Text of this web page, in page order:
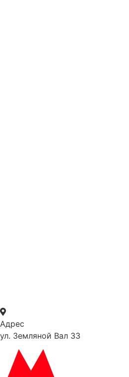
Адрес
ул. Земляной Вал 33